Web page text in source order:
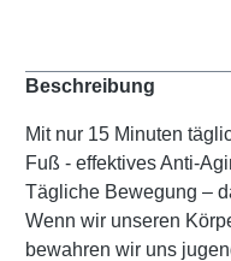
Beschreibung
Mit nur 15 Minuten
Fuß - effektives Anti-
Tägliche Bewegung –
Wenn wir unseren
bewahren wir uns